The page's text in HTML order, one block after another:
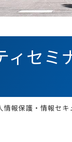
セミ
報保護・情報セキ